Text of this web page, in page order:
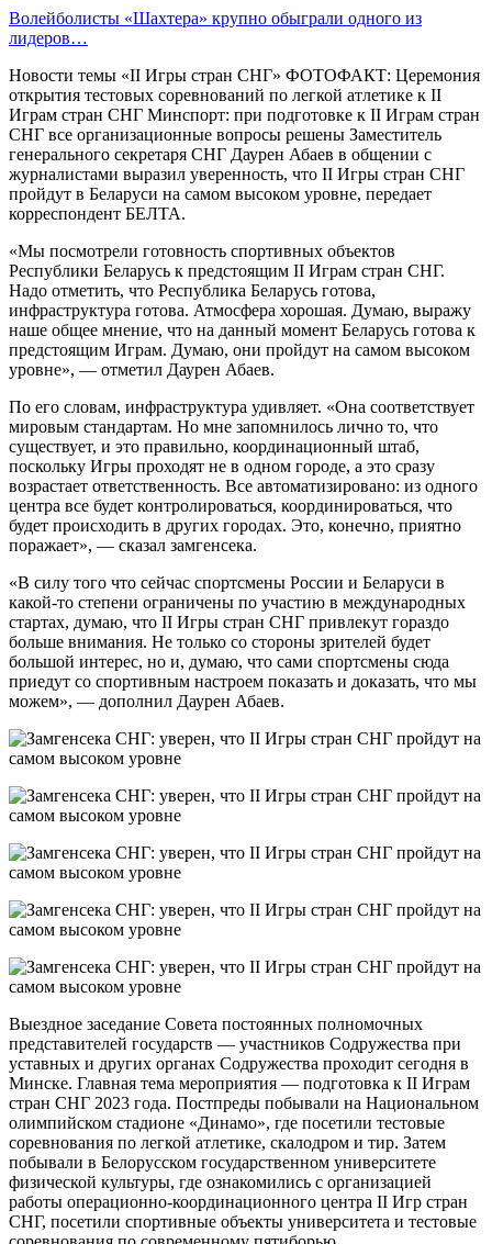
Волейболисты «Шахтера» крупно обыграли одного из
лидеров…
Новости темы «II Игры стран СНГ» ФОТОФАКТ: Церемония
открытия тестовых соревнований по легкой атлетике к II
Играм стран СНГ Минспорт: при подготовке к II Играм стран
СНГ все организационные вопросы решены Заместитель
генерального секретаря СНГ Даурен Абаев в общении с
журналистами выразил уверенность, что II Игры стран СНГ
пройдут в Беларуси на самом высоком уровне, передает
корреспондент БЕЛТА.
«Мы посмотрели готовность спортивных объектов
Республики Беларусь к предстоящим II Играм стран СНГ.
Надо отметить, что Республика Беларусь готова,
инфраструктура готова. Атмосфера хорошая. Думаю, выражу
наше общее мнение, что на данный момент Беларусь готова к
предстоящим Играм. Думаю, они пройдут на самом высоком
уровне», — отметил Даурен Абаев.
По его словам, инфраструктура удивляет. «Она соответствует
мировым стандартам. Но мне запомнилось лично то, что
существует, и это правильно, координационный штаб,
поскольку Игры проходят не в одном городе, а это сразу
возрастает ответственность. Все автоматизировано: из одного
центра все будет контролироваться, координироваться, что
будет происходить в других городах. Это, конечно, приятно
поражает», — сказал замгенсека.
«В силу того что сейчас спортсмены России и Беларуси в
какой-то степени ограничены по участию в международных
стартах, думаю, что II Игры стран СНГ привлекут гораздо
больше внимания. Не только со стороны зрителей будет
большой интерес, но и, думаю, что сами спортсмены сюда
приедут со спортивным настроем показать и доказать, что мы
можем», — дополнил Даурен Абаев.
Выездное заседание Совета постоянных полномочных
представителей государств — участников Содружества при
уставных и других органах Содружества проходит сегодня в
Минске. Главная тема мероприятия — подготовка к II Играм
стран СНГ 2023 года. Постпреды побывали на Национальном
олимпийском стадионе «Динамо», где посетили тестовые
соревнования по легкой атлетике, скалодром и тир. Затем
побывали в Белорусском государственном университете
физической культуры, где ознакомились с организацией
работы операционно-координационного центра II Игр стран
СНГ, посетили спортивные объекты университета и тестовые